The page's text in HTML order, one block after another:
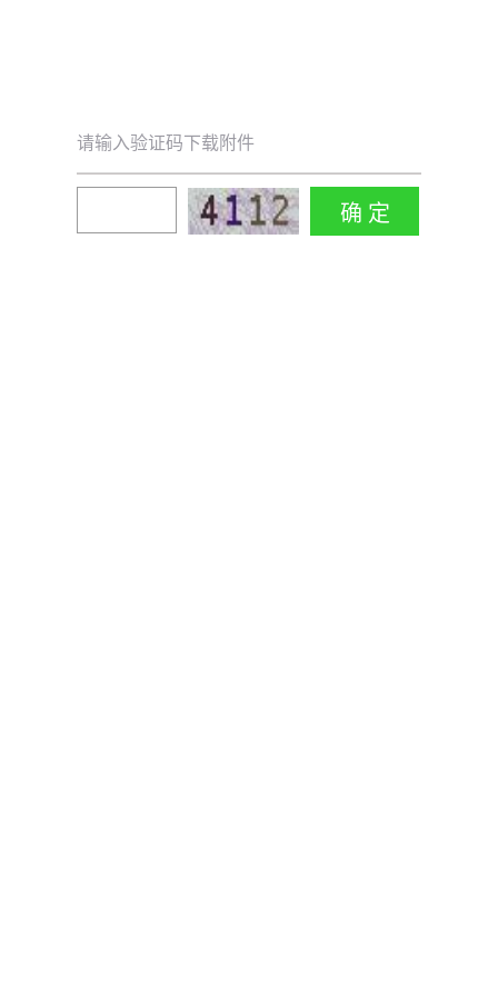
请输入验证码下载附件